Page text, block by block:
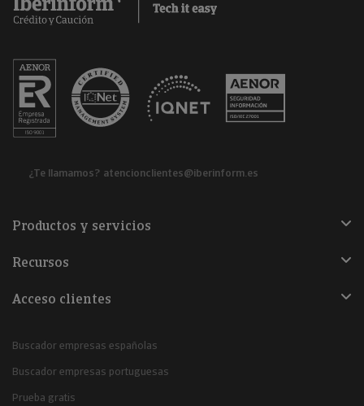
¿Te llamamos? atencionclientes@iberinform.es
Productos y servicios
Recursos
Acceso clientes
Buscador empresas españolas
Buscador empresas portuguesas
Prueba gratis